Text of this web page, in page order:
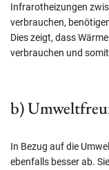
Infrarotheizungen
verbrauchen,
Dies zeigt, dass
verbrauchen und
b)
In Bezug auf die
ebenfalls besser ab.